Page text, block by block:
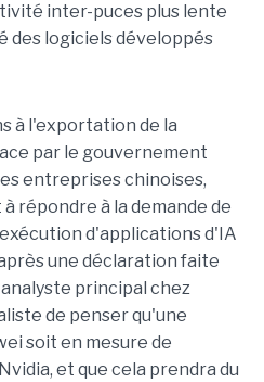
inter-puces plus lente
des logiciels développés
à l'exportation de la
par le gouvernement
entreprises chinoises,
répondre à la demande de
d'applications d'IA
une déclaration faite
principal chez
de penser qu'une
soit en mesure de
et que cela prendra du